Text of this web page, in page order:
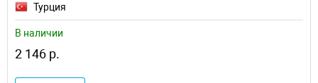
Турция
В наличии
2 146 р.